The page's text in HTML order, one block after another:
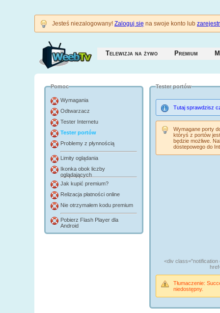
Jesteś niezalogowany! Zaloguj się na swoje konto lub
Telewizja na żywo Premium
Pomoc
Wymagania
Odtwarzacz
Tester Internetu
Tester portów
Problemy z płynnością
Limity oglądania
Ikonka obok liczby
oglądających
Jak kupić premium?
Relizacja płatności online
Nie otrzymałem kodu premium
Pobierz Flash Player dla
Android
Tester portów
Tutaj sprawdzisz
Wymagane porty
któryś z portów
będzie możliwe.
dostepowego do
<div
Tłumaczenie:
niedostępny.